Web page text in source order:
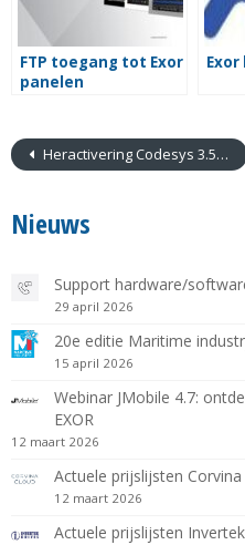
FTP toegang tot Exor
panelen
Exor
Heractivering Codesys 3.5 op Exor units
Nieuws
Support hardware/
29 april 2026
20e editie Maritime
15 april 2026
Webinar JMobile 4.7:
EXOR
12 maart 2026
Actuele prijslijsten
12 maart 2026
Actuele prijslijsten